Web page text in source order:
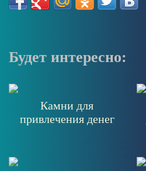
Будет интересно:
Камни для
привлечения денег